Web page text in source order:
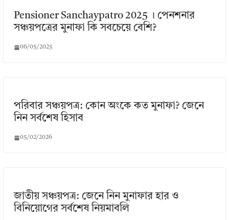
Pensioner Sanchaypatro 2025 । পেনশনার
সঞ্চয়পত্রের মুনাফা কি সবচেয়ে বেশি?
06/05/2025
পরিবার সঞ্চয়পত্র: কোন অংকে কত মুনাফা? জেনে
নিন সর্বশেষ হিসাব
05/02/2026
জাতীয় সঞ্চয়পত্র: জেনে নিন মুনাফার হার ও
বিনিয়োগের সর্বশেষ নিয়মাবলি